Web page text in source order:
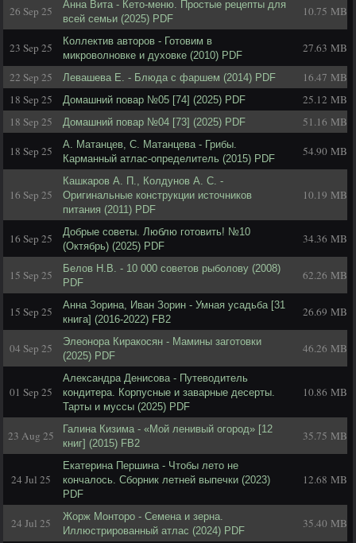
26 Sep 25
Анна Вита - Кето-меню. Простые рецепты для
всей семьи (2025) PDF
10.75 MB
23 Sep 25
Коллектив авторов - Готовим в
микроволновке и духовке (2010) PDF
27.63 MB
22 Sep 25 Левашева Е. - Блюда с фаршем (2014) PDF
16.47 MB
18 Sep 25
Домашний повар №05 [74] (2025) PDF
25.12 MB
18 Sep 25
Домашний повар №04 [73] (2025) PDF 51.16 MB
18 Sep 25
А. Матанцев, С. Матанцева - Грибы.
Карманный атлас-определитель (2015) PDF
54.90 MB
16 Sep 25
Кашкаров А. П., Колдунов А. С. -
Оригинальные конструкции источников
питания (2011) PDF
10.19 MB
16 Sep 25
Добрые советы. Люблю готовить! №10
(Октябрь) (2025) PDF
34.36 MB
15 Sep 25
Белов Н.В. - 10 000 советов рыболову (2008)
PDF
62.26 MB
15 Sep 25
Анна Зорина, Иван Зорин - Умная усадьба [31
книга] (2016-2022) FB2
26.69 MB
04 Sep 25
Элеонора Киракосян - Мамины заготовки
(2025) PDF
46.26 MB
01 Sep 25
Александра Денисова - Путеводитель
кондитера. Корпусные и заварные десерты.
Тарты и муссы (2025) PDF
10.86 MB
23 Aug 25
Галина Кизима - «Мой ленивый огород» [12
книг] (2015) FB2
35.75 MB
24 Jul 25
Екатерина Першина - Чтобы лето не
кончалось. Сборник летней выпечки (2023)
PDF
12.68 MB
24 Jul 25
Жорж Монторо - Семена и зерна.
Иллюстрированный атлас (2024) PDF
35.40 MB